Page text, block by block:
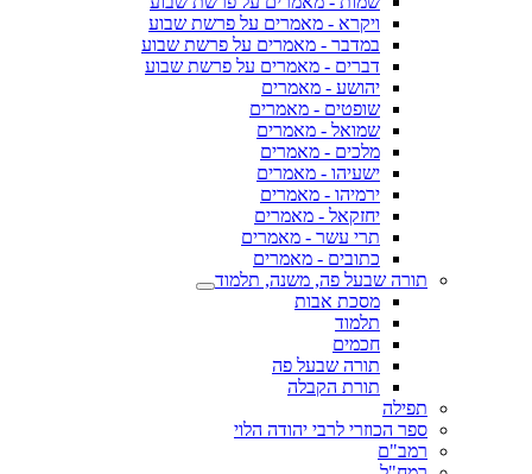
ויקרא - מאמרים על פרשת שבוע
במדבר - מאמרים על פרשת שבוע
דברים - מאמרים על פרשת שבוע
יהושע - מאמרים
שופטים - מאמרים
שמואל - מאמרים
מלכים - מאמרים
ישעיהו - מאמרים
ירמיהו - מאמרים
יחזקאל - מאמרים
תרי עשר - מאמרים
כתובים - מאמרים
תורה שבעל פה, משנה, תלמוד
מסכת אבות
תלמוד
חכמים
תורה שבעל פה
תורת הקבלה
תפילה
ספר הכוזרי לרבי יהודה הלוי
רמב"ם